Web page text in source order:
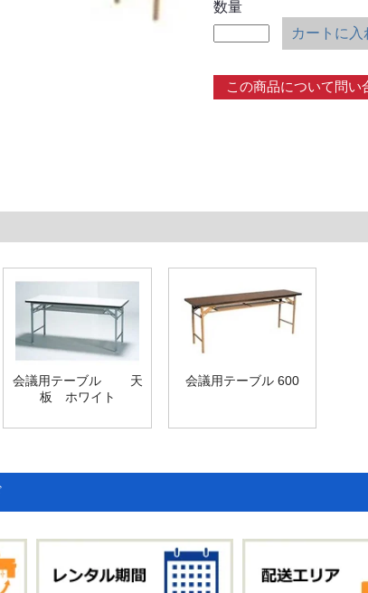
数量
カートに入
この商品について問い
会議用テーブル 天
板 ホワイト
会議用テーブル 600